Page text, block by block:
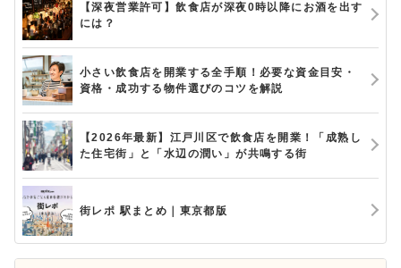
【深夜営業許可】飲食店が深夜0時以降にお酒を出す
には？
小さい飲食店を開業する全手順！必要な資金目安・
資格・成功する物件選びのコツを解説
【2026年最新】江戸川区で飲食店を開業！「成熟し
た住宅街」と「水辺の潤い」が共鳴する街
街レポ 駅まとめ｜東京都版